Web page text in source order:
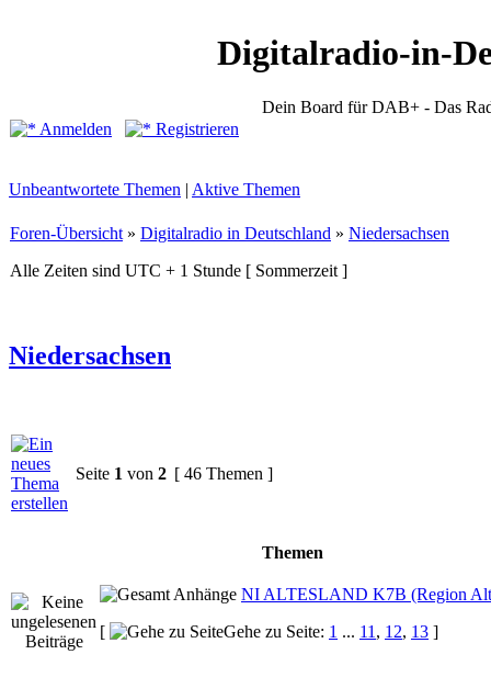
Digitalradio-in-
Dein Board für DAB+ - Das
Anmelden
Registrieren
Unbeantwortete Themen | Aktive Themen
Foren-Übersicht » Digitalradio in Deutschland » Niedersachsen
Alle Zeiten sind UTC + 1 Stunde [ Sommerzeit ]
Niedersachsen
Seite 1 von 2 [ 46 Themen ]
Themen
NI ALTESLAND K7B (Region
[
Gehe zu Seite: 1 ... 11 , 12, 13 ]